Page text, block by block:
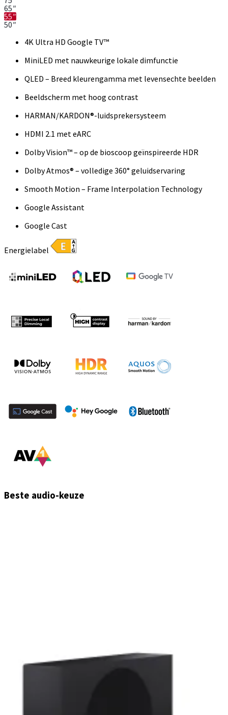
65″
55″
50″
4K Ultra HD Google TV™
MiniLED met nauwkeurige lokale dimfunctie
QLED – Breed kleurengamma met levensechte beelden
Beeldscherm met hoog contrast
HARMAN/KARDON®-luidsprekersysteem
HDMI 2.1 met eARC
Dolby Vision™ – op de bioscoop geïnspireerde HDR
Dolby Atmos® – volledige 360° geluidservaring
Smooth Motion – Frame Interpolation Technology
Google Assistant
Google Cast
Energielabel
Beste audio-keuze